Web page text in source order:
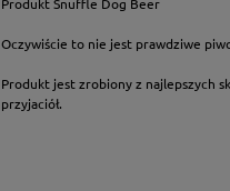
Produkt Snuffle Dog Beer
Oczywiście to nie jest prawdziwe
Produkt jest zrobiony z najlepszych
przyjaciół.